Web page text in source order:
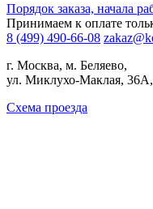
Порядок заказа, начала
Принимаем к оплате
8 (499) 490-66-08
г. Москва, м. Беляево,
ул. Миклухо-Маклая,
Схема проезда